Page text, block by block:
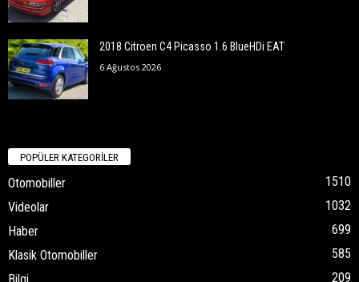
2018 Citroen C4 Picasso 1.6 BlueHDi EAT
6 Ağustos 2026
POPÜLER KATEGORİLER
Otomobiller
1510
Videolar
1032
Haber
699
Klasik Otomobiller
585
Bilgi
209